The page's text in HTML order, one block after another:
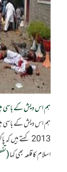
ہم اس دیش کے باسی
2013 کہتے
اسلام کا قلعہ بھی کہا